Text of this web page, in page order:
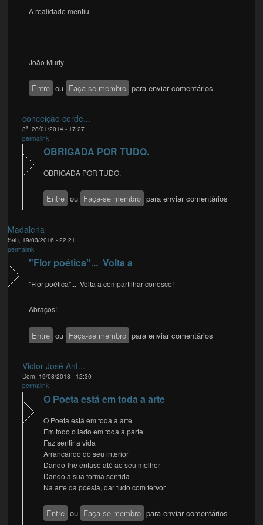
A realidade mentiu.
João Murty
Entre ou Faça-se membro para enviar comentários
conceição corde...
3ª, 28/01/2014 - 17:27
permalink
OBRIGADA POR TUDO.
OBRIGADA POR TUDO.
Entre ou Faça-se membro para enviar comentários
Madalena
Sáb, 19/03/2016 - 22:21
permalink
"Flor poética"... Volta a
"Flor poética"... Volta a compartilhar conosco!
Abraços!
Entre ou Faça-se membro para enviar comentários
Victor José Ant...
Dom, 19/08/2018 - 12:30
permalink
O Poeta está em toda a arte
O Poeta está em toda a arte
Em todo o lado em toda a parte
Faz sentir a vida
Arrancando do seu interior
Dando-lhe enfase até ao seu melhor
Dando a sua forma sentida
Na arte da poesia, dar tudo com fervor
Entre ou Faça-se membro para enviar comentários